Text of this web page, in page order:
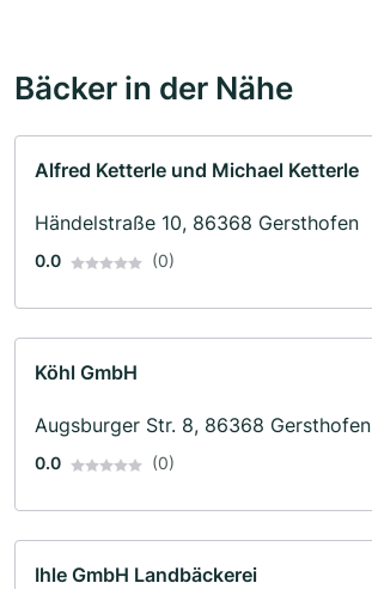
Bäcker in der Nähe
Alfred Ketterle und Michael Ketterle
Händelstraße 10, 86368 Gersthofen
0.0 (0)
Köhl GmbH
Augsburger Str. 8, 86368 Gersthofen
0.0 (0)
Ihle GmbH Landbäckerei